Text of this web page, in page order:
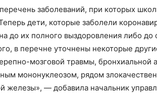
ПОДПИСАТЬСЯ
заболеваний, при которых
дети, которые заболели
до их полного выздоровления либо до
в перечне уточнены некоторые
мозговой травмы, бронхиальной
мононуклеозом, рядом
железы», — добавила начальник